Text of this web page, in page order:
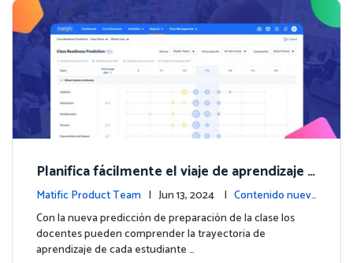
Planifica fácilmente el viaje de aprendizaje d
e cada estudiante con la nueva predicción d
e preparación de la clase
Matific Product Team | Jun 13, 2024 | Contenido nuev
o
Con la nueva predicción de preparación de la clase los
docentes pueden comprender la trayectoria de
aprendizaje de cada estudiante …